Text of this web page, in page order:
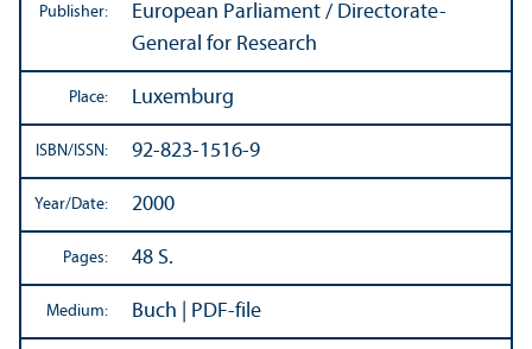
Publisher:
European Parliament / Directorate-
General for Research
Place: Luxemburg
ISBN/ISSN: 92-823-1516-9
Year/Date: 2000
Pages: 48 S.
Medium: Buch | PDF-file